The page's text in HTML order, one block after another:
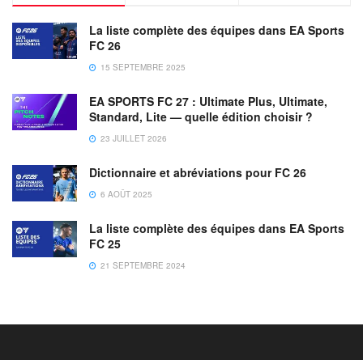
La liste complète des équipes dans EA Sports
FC 26
15 SEPTEMBRE 2025
EA SPORTS FC 27 : Ultimate Plus, Ultimate,
Standard, Lite — quelle édition choisir ?
23 JUILLET 2026
Dictionnaire et abréviations pour FC 26
6 AOÛT 2025
La liste complète des équipes dans EA Sports
FC 25
21 SEPTEMBRE 2024